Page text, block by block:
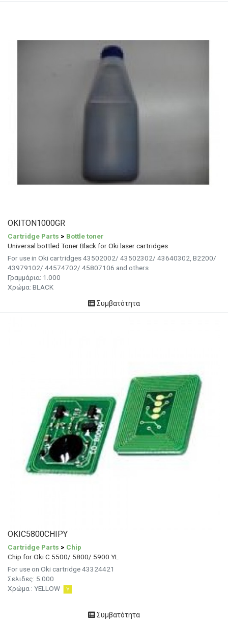
OKITON1000GR
Cartridge Parts > Bottle toner
Universal bottled Toner Black for Oki laser cartridges
For use in Oki cartridges 43502002/ 43502302/ 43640302, B2200/
43979102/ 44574702/ 45807106 and others
Γραμμάρια: 1.000
Χρώμα: BLACK
Συμβατότητα
OKIC5800CHIPY
Cartridge Parts > Chip
Chip for Oki C 5500/ 5800/ 5900 YL
For use on Oki cartridge 43324421
Σελιδες: 5.000
Χρώμα : YELLOW
Συμβατότητα